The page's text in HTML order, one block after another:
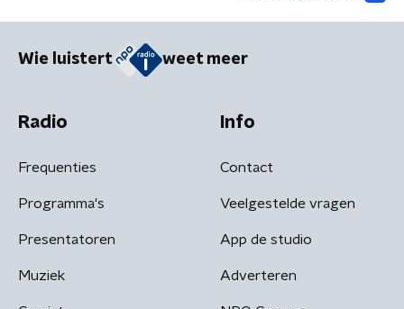
Wie luistert weet meer
Radio
Frequenties
Programma's
Presentatoren
Muziek
Info
Contact
Veelgestelde vragen
App de studio
Adverteren